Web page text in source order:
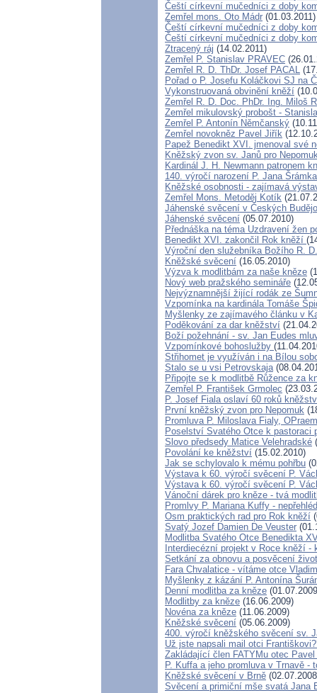
Čeští církevní mučedníci z doby
Zemřel mons. Oto Mádr (01.03.2011)
Čeští církevní mučedníci z doby
Čeští církevní mučedníci z doby
Ztracený ráj (14.02.2011)
Zemřel P. Stanislav PRAVEC
Zemřel R. D. ThDr. Josef PACAL
Pořad o P. Josefu Koláčkovi SJ na
Vykonstruovaná obvinění kněží
Zemřel R. D. Doc. PhDr. Ing. Miloš
Zemřel mikulovský probošt -
Zemřel P. Antonín Němčanský
Zemřel novokněz Pavel Jiřík
Papež Benedikt XVI. jmenoval své
Kněžský zvon sv. Janů pro
Kardinál J. H. Newmann patronem
140. výročí narození P. Jana Šrámka
Kněžské osobnosti - zajímavá
Zemřel Mons. Metoděj Kotík
Jáhenské svěcení v Českých
Jáhenské svěcení (05.07.2010)
Přednáška na téma Uzdravení žen
Benedikt XVI. zakončil Rok kněží
Výroční den služebníka Božího R.
Kněžské svěcení (16.05.2010)
Výzva k modlitbám za naše kněze
Nový web pražského semináře
Nejvýznamnější žijící rodák ze
Vzpomínka na kardinála Tomáše
Myšlenky ze zajímavého článku v
Poděkování za dar kněžství
Boží požehnání - sv. Jan Eudes
Vzpomínkové bohoslužby
Střihomet je využíván i na Bílou
Stalo se u vsi Petrovskaja
Připojte se k modlitbě Růžence za
Zemřel P. František Grmolec
P. Josef Fiala oslaví 60 roků
První kněžský zvon pro Nepomuk
Promluva P. Miloslava Fialy,
Poselství Svatého Otce k pastoraci
Slovo předsedy Matice Velehradské
Povolání ke kněžství (15.02.2010)
Jak se schylovalo k mému pohřbu
Výstava k 60. výročí svěcení P.
Výstava k 60. výročí svěcení P.
Vánoční dárek pro kněze - tvá
Promlvy P. Mariana Kuffy -
Osm praktických rad pro Rok kněží
Svatý Jozef Damien De Veuster
Modlitba Svatého Otce Benedikta
Interdiecézní projekt v Roce kněží -
Setkání za obnovu a posvěcení
Fara Chvalatice - vítáme otce
Myšlenky z kázání P. Antonína
Denní modlitba za kněze
Modlitby za kněze (16.06.2009)
Novéna za kněze (11.06.2009)
Kněžské svěcení (05.06.2009)
400. výročí kněžského svěcení sv.
Už jste napsali mail otci
Zakládající člen FATYMu otec
P. Kuffa a jeho promluva v Trnavě -
Kněžské svěcení v Brně
Svěcení a primiční mše svatá Jana